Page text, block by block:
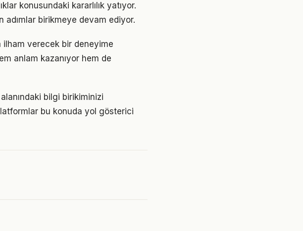
konusundaki kararlılık yatıyor.
adımlar birikmeye devam ediyor.
ilham verecek bir deneyime
anlam kazanıyor hem de
bilgi birikiminizi
bu konuda yol gösterici